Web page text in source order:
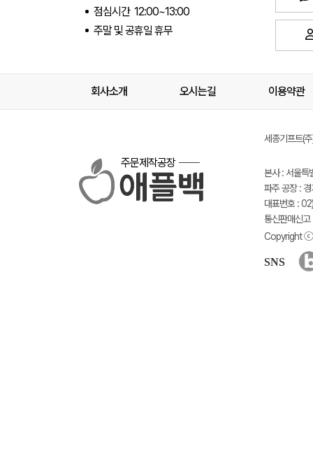
점심시간 12:00~13:00
주말 및 공휴일 휴무
회사소개 오시는길 이용약관
주문제작공장
세종기프트(
본사 : 서울
파주 공장 :
대표번호 :
통신판매신
Copyright ⓒ
SNS